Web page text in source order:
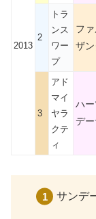
2013
2
トラ
ンス
ワー
プ
フ
ザン
3
アド
マイ
ヤラ
クテ
ィ
ハ
デー
サンデ